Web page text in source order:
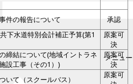
メニュー
件の報告について 承認
下水道特別会計補正予算(第1
原案可
決
締結について(地域イントラネ
設工事（その1）)
原案可
決
いて（スクールバス）
原案可